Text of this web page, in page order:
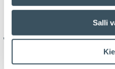
Salli
näyttivät
järjestäjille